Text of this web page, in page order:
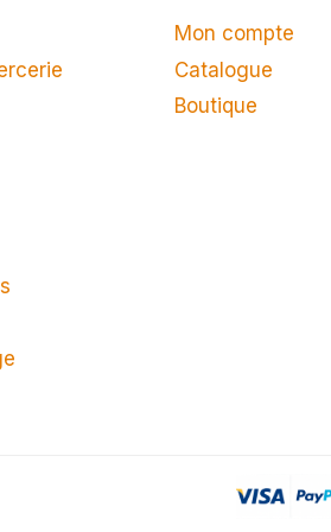
Mon compte
Catalogue
Boutique